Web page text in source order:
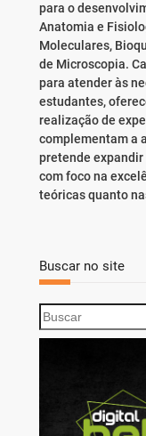
para o
Anatomia e
Moleculares,
de Microscopia.
para atender às
estudantes,
realização de
complementam a
pretende
com foco na
teóricas quanto
Buscar no site
S
e